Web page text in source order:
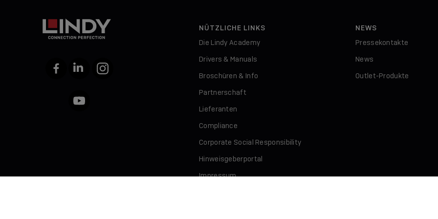
FacebookLinkedInInstagram
YouTube
NÜTZLICHE LINKS
Die Lindy Academy
Drivers & Manuals
Broschüren & Info
Partnerschaft
Lieferanten
Compliance
Corporate Social Responsibility
Hinweisgeberportal
Impressum
NEWS
Pressekontakte
News
Outlet-Produkte